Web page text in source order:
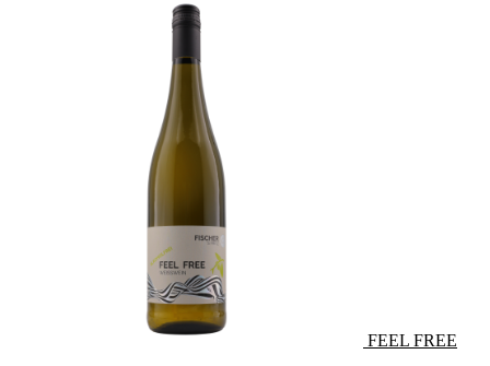
FEEL FREE